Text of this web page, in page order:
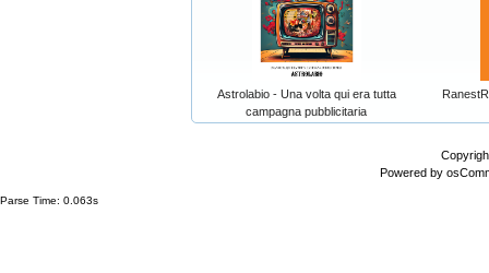
Astrolabio - Una volta qui era tutta
campagna pubblicitaria
Powered by
Parse Time: 0.063s